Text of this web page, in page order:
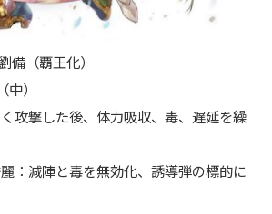
備（覇王化）
）
攻撃した後、体力吸収、毒、遅延を繰
：減陣と毒を無効化、誘導弾の標的に